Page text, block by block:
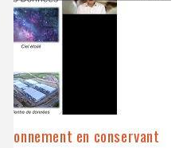
en conservant